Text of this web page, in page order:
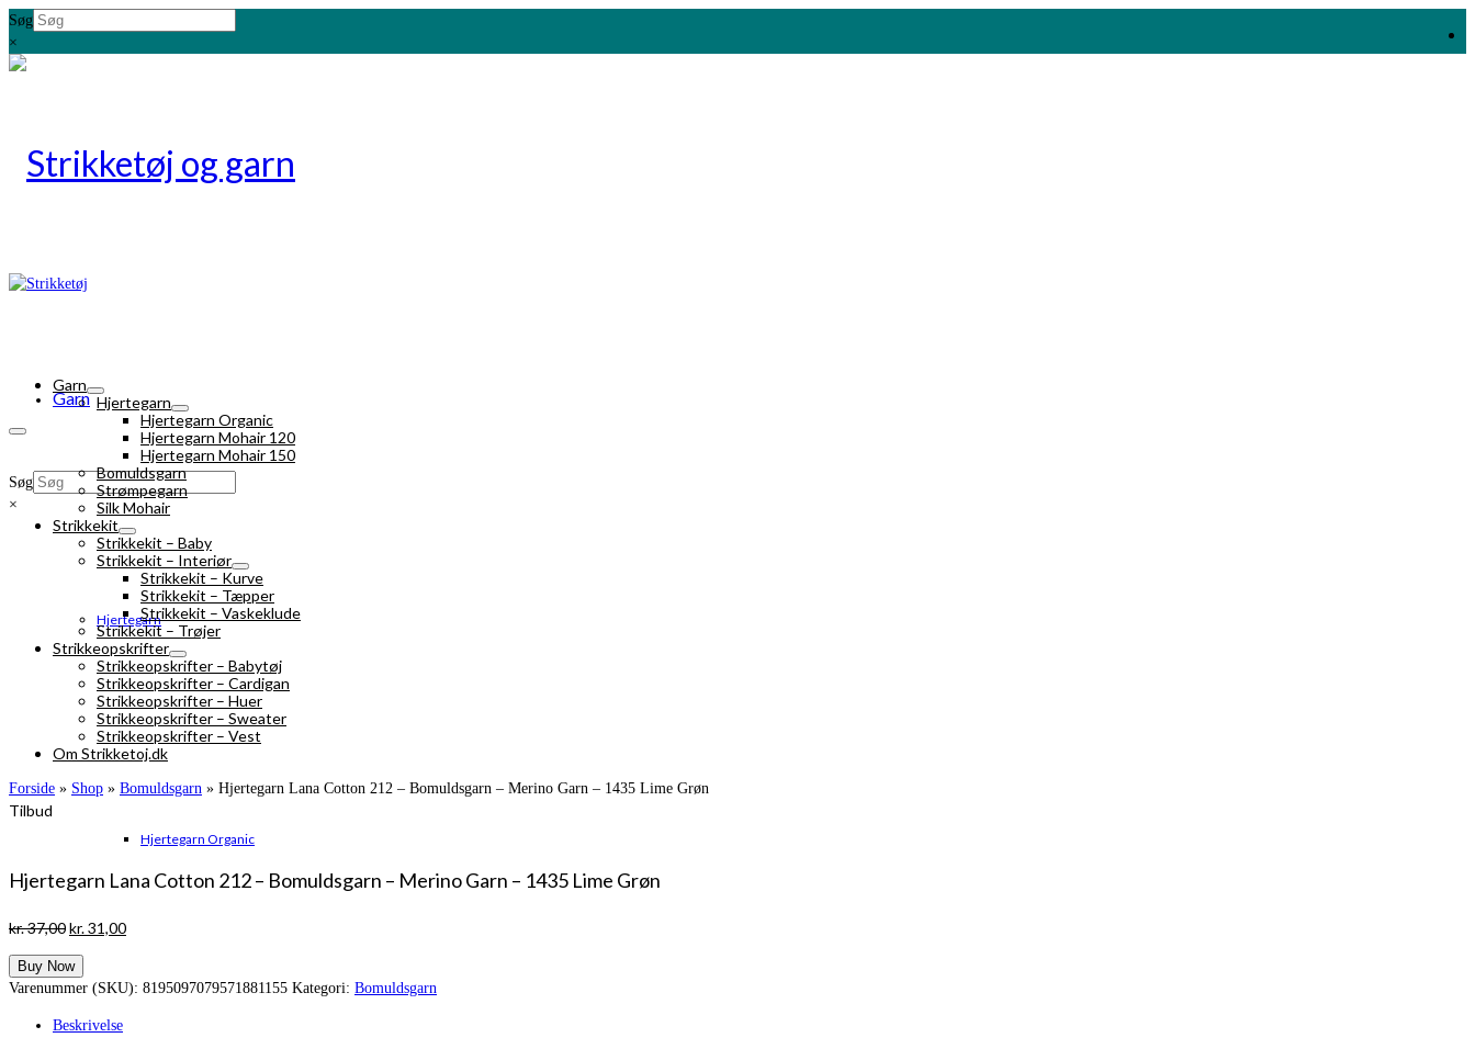
Søg
×
Garn
Hjertegarn
Hjertegarn Organic
Søg
×
Garn
Hjertegarn
Hjertegarn Organic
Hjertegarn Mohair 120
Hjertegarn Mohair 150
Bomuldsgarn
Strømpegarn
Silk Mohair
Strikkekit
Strikkekit – Baby
Strikkekit – Interiør
Strikkekit – Kurve
Strikkekit – Tæpper
Strikkekit – Vaskeklude
Strikkekit – Trøjer
Strikkeopskrifter
Strikkeopskrifter – Babytøj
Strikkeopskrifter – Cardigan
Strikkeopskrifter – Huer
Strikkeopskrifter – Sweater
Strikkeopskrifter – Vest
Om Strikketoj.dk
Forside » Shop » Bomuldsgarn » Hjertegarn Lana Cotton 212 – Bomuldsgarn – Merino Garn – 1435 Lime Grøn
Tilbud
Hjertegarn Lana Cotton 212 – Bomuldsgarn – Merino Garn – 1435 Lime Grøn
kr.37,00Den
pris
var:
kr.31,00Den
er:
Buy Now
Varenummer (SKU): 8195097079571881155 Kategori: Bomuldsgarn
Beskrivelse